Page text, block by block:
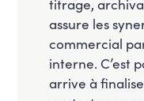
assure les
commercial
interne. C’est
arrive à